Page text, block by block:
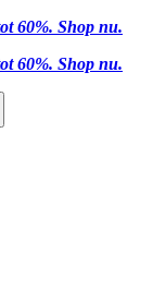
60%. Shop nu.
60%. Shop nu.